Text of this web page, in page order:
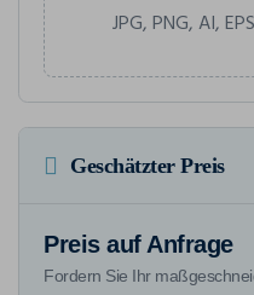
JPG, PNG, AI,
Geschätzter Preis
Preis auf Anfrage
Fordern Sie Ihr